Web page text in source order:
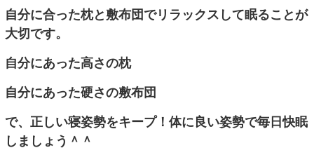
自分に合った枕と敷布団でリラックスして眠ることが
大切です。
自分にあった高さの枕
自分にあった硬さの敷布団
で、正しい寝姿勢をキープ！体に良い姿勢で毎日快眠
しましょう＾＾